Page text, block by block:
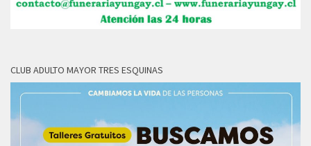
CLUB ADULTO MAYOR TRES ESQUINAS